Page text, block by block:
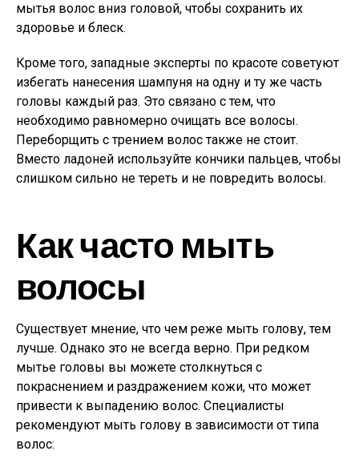
мытья волос вниз головой, чтобы сохранить их
здоровье и блеск.
Кроме того, западные эксперты по красоте советуют
избегать нанесения шампуня на одну и ту же часть
головы каждый раз. Это связано с тем, что
необходимо равномерно очищать все волосы.
Переборщить с трением волос также не стоит.
Вместо ладоней используйте кончики пальцев, чтобы
слишком сильно не тереть и не повредить волосы.
Как часто мыть
волосы
Существует мнение, что чем реже мыть голову, тем
лучше. Однако это не всегда верно. При редком
мытье головы вы можете столкнуться с
покраснением и раздражением кожи, что может
привести к выпадению волос. Специалисты
рекомендуют мыть голову в зависимости от типа
волос: